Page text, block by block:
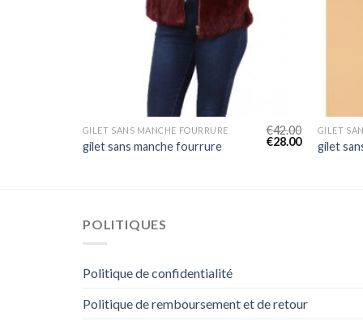
GILET SANS MANCHE FOURRURE
gilet sans manche fourrure
€42.00
€28.00
GILET
gilet
POLITIQUES
Politique de confidentialité
Politique de remboursement et de retour